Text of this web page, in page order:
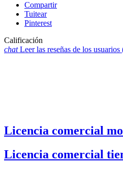
Compartir
Tuitear
Pinterest
Calificación
chat Leer las reseñas de los usuarios
Licencia comercial
Licencia comercial